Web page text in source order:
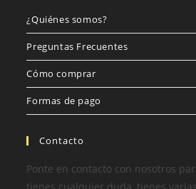
¿Quiénes somos?
Preguntas Frecuentes
Cómo comprar
Formas de pago
Contacto
Ponte en contacto con nosotros